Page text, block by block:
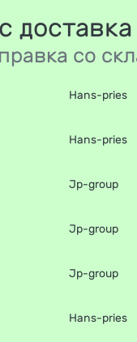
доставка
со
Hans-pries
Hans-pries
Jp-group
Jp-group
Jp-group
Hans-pries